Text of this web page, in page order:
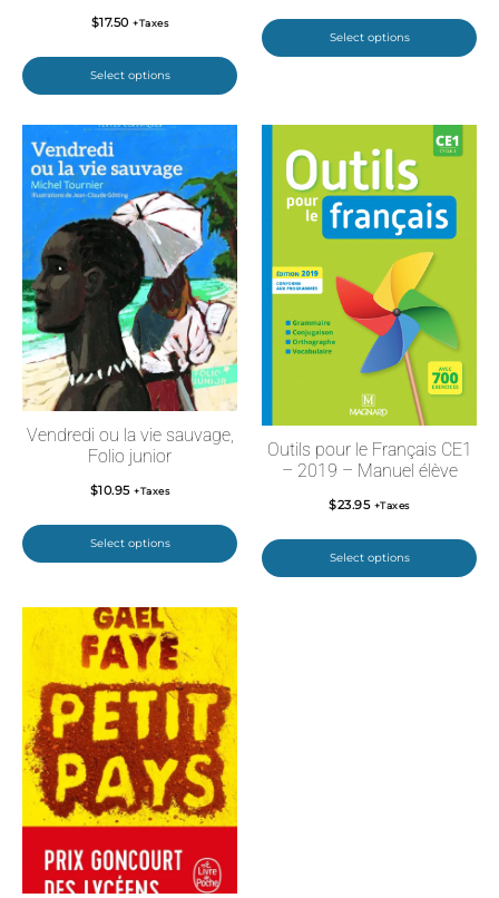
$17.50 +Taxes
Select options
Select options
Vendredi ou la vie sauvage,
Folio junior
$10.95 +Taxes
Select options
Outils pour le Français CE1
– 2019 – Manuel élève
$23.95 +Taxes
Select options